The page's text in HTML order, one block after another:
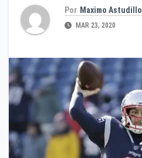
Por Maximo Astudillo
MAR 23, 2020